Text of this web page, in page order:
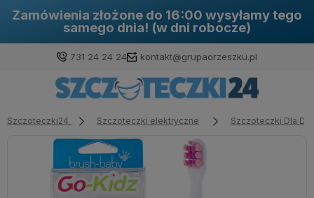
Dokonując zakupu na naszej stronie
otrzymujesz aż 30 dni na zwrot!
731 24 24 24 kontakt@grupaorzeszku.pl
Szczoteczki24 Szczoteczki elektryczne Szczoteczki Dla